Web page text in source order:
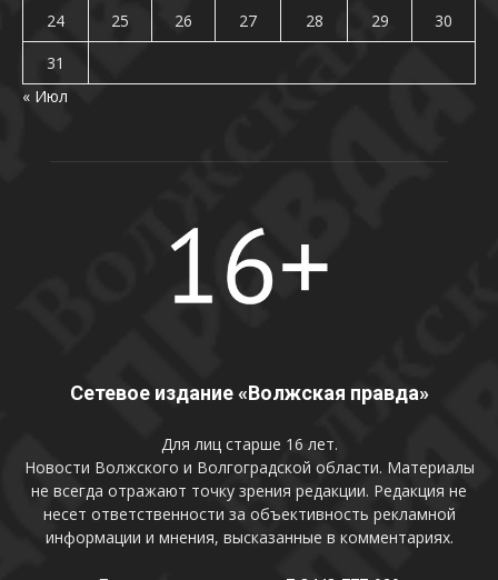
24
25 26 27 28 29
30
31
« Июл
Сетевое издание «Волжская правда»
Для лиц старше 16 лет.
Новости Волжского и Волгоградской области. Материалы
не всегда отражают точку зрения редакции. Редакция не
несет ответственности за объективность рекламной
информации и мнения, высказанные в комментариях.